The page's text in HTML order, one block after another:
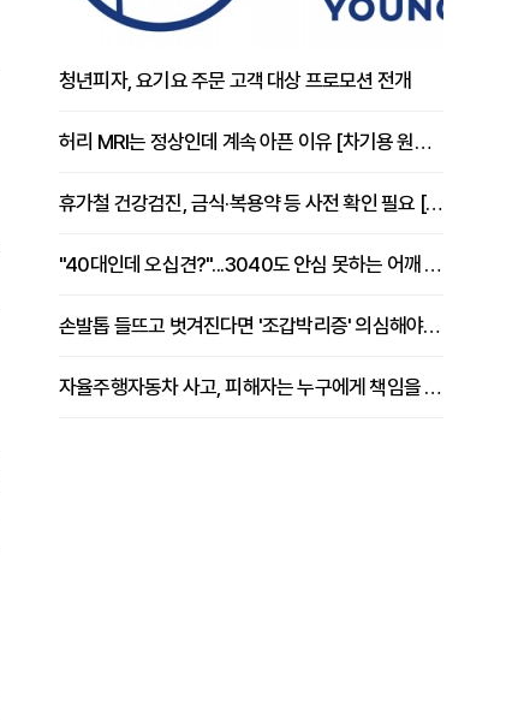
청년피자, 요기요 주문 고객 대상 프로모션 전개
허리 MRI는 정상인데 계속 아픈 이유 [차기용 원장 칼럼]
휴가철 건강검진, 금식·복용약 등 사전 확인 필요 [정도감 원장 칼럼]
"40대인데 오십견?"...3040도 안심 못하는 어깨 유착성 관절낭염
손발톱 들뜨고 벗겨진다면 '조갑박리증' 의심해야 [김철윤 원장 칼럼]
자율주행자동차 사고, 피해자는 누구에게 책임을 물을 수 있을까